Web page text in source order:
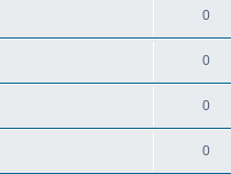
0
0
0
0